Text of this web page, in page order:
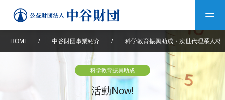
中谷財団について
HOME / 中谷財団事業紹介 / 科学教育振興助成・次世代理系人材
科学教育振興助成
活動Now!